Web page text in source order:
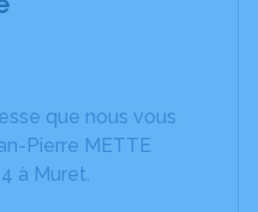
que nous vous
Pierre METTE
à Muret.